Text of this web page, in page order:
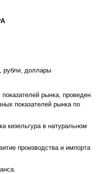
рубли, доллары
рынка, проведен
показателей рынка по
кизельгура в натуральном
производства и импорта